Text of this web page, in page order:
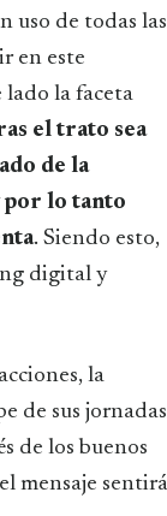
uso de todas las
en este
la faceta
el trato sea
de la
por lo tanto
. Siendo esto,
digital y
la
de sus jornadas
de los buenos
mensaje sentirá